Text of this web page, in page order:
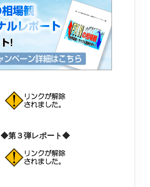
◆第３弾レポート◆